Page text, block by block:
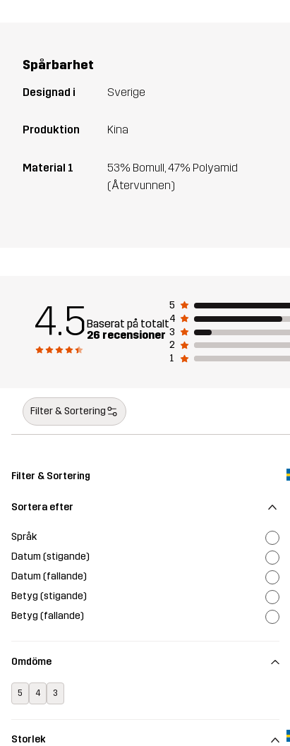
Spårbarhet
Designad i Sverige
Produktion Kina
Material 1
53% Bomull, 47% Polyamid
(Återvunnen)
4.5Baserat på totalt
26 recensioner
5
4
3
2
1
Filter & Sortering
Filter & Sortering
Sortera efter
Språk
Datum (stigande)
Datum (fallande)
Betyg (stigande)
Betyg (fallande)
Omdöme
5 4 3
Storlek